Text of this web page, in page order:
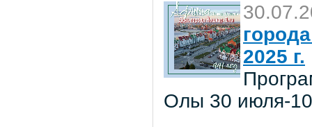
2025 г.
Олы 30 июля-10